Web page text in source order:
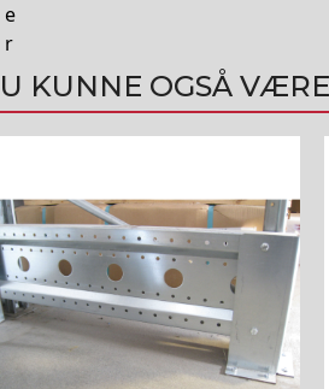
KUNNE OGSÅ
e
r